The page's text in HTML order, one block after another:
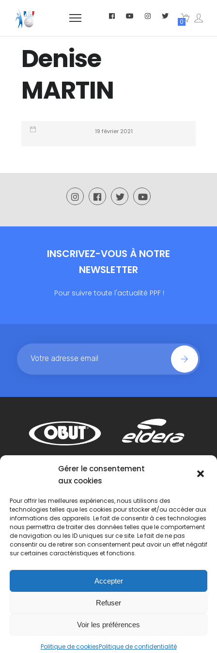
Gérer le consentement
aux cookies
Pour offrir les meilleures expériences, nous utilisons des
technologies telles que les cookies pour stocker et/ou accéder aux
informations des appareils. Le fait de consentir à ces technologies
nous permettra de traiter des données telles que le comportement
de navigation ou les ID uniques sur ce site. Le fait de ne pas
consentir ou de retirer son consentement peut avoir un effet négatif
sur certaines caractéristiques et fonctions.
Accepter
Refuser
Voir les préférences
Politique de cookiesPolitique de confidentialité
0
Denise
MARTIN
19 février 2021
INSCRIVEZ-VOUS À NOTRE
NEWSLETTER
Pour suivre toute l'actualité PPF !
réservés.